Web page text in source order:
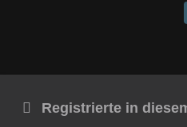
Registrierte in